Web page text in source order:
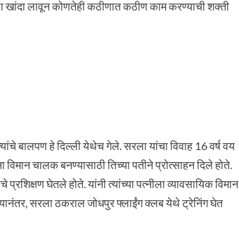
खांदा लावून कोणतेही कठीणात कठीण काम करण्याची शक्ती
बालपण हे दिल्ली येथेच गेले. सरला यांचा विवाह 16 वर्ष वय
विमान चालक बनण्यासाठी तिच्या पतीने प्रोत्साहन दिले होते.
घेतले होते. यांनी त्यांच्या पत्नीला व्यावसायिक विमान
सरला ठकराल जोधपुर फ्लाईंग क्लब येथे ट्रेनिंग घेत